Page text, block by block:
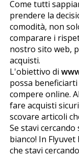
Come tutti
prendere la
comodità, non
comparare i
nostro sito web,
acquisti.
L'obiettivo di
possa
compere online.
fare acquisti
scovare articoli
Se stavi
bianco! In
che stavi